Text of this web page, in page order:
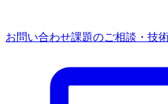
お問い合わせ課題のご相談・技